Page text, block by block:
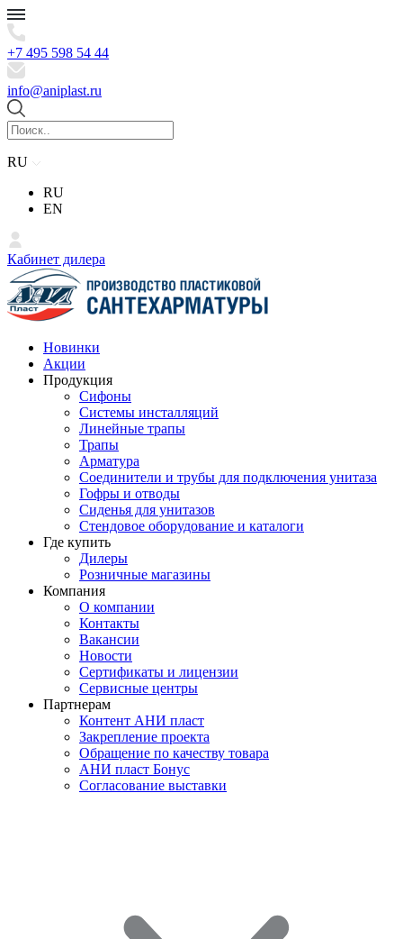
+7 495 598 54 44
info@aniplast.ru
RU
RU
EN
Кабинет дилера
Новинки
Акции
Продукция
Сифоны
Системы инсталляций
Линейные трапы
Трапы
Арматура
Соединители и трубы для подключения унитаза
Гофры и отводы
Сиденья для унитазов
Стендовое оборудование и каталоги
Где купить
Дилеры
Розничные магазины
Компания
О компании
Контакты
Вакансии
Новости
Сертификаты и лицензии
Сервисные центры
Партнерам
Контент АНИ пласт
Закрепление проекта
Обращение по качеству товара
АНИ пласт Бонус
Согласование выставки